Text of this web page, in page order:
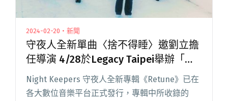
2024-02-20・新聞
守夜人全新單曲〈捨不得睡〉邀劉立擔
任導演 4/28於Legacy Taipei舉辦「報
復失眠演唱會」
Night Keepers 守夜人全新專輯《Retune》已在
各大數位音樂平台正式發行，專輯中所收錄的